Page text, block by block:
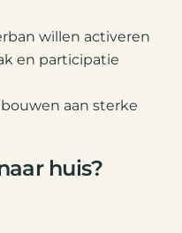
willen activeren
en participatie
aan sterke
huis?